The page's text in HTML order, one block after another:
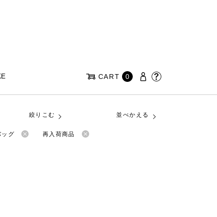
CART 0
絞りこむ 並べかえる
グ 再入荷商品